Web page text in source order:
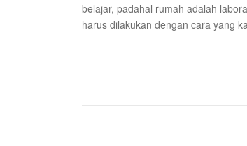
belajar, padahal rumah adalah
harus dilakukan dengan cara yang